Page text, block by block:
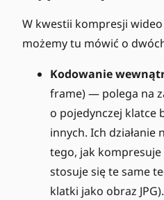
W kwestii kompresji
możemy tu mówić o
Kodowanie
frame) — polega na
o pojedynczej klatce
innych. Ich działanie
tego, jak
stosuje się te same
klatki jako obraz